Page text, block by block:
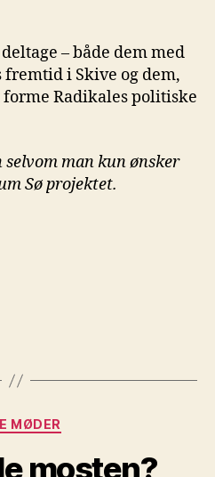
– både dem med
i Skive og dem,
Radikales politiske
selvom man kun ønsker
Sø projektet.
Kategorier
MØDER
mosten?